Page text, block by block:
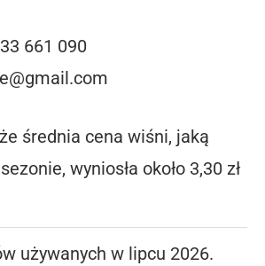
661 090
średnia cena wiśni, jaką
wyniosła około 3,30 zł
używanych w lipcu 2026.